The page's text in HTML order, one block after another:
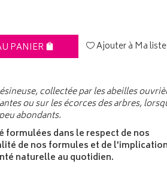
PANIER Ajouter à Ma liste
collectée par les abeilles
ou sur les écorces des arbres,
abondants.
formulées dans le respect de nos
de nos formules et de
naturelle au quotidien.